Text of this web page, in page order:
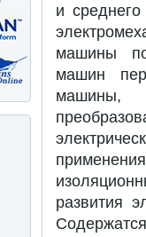
и
машины
машин
машины,
развития